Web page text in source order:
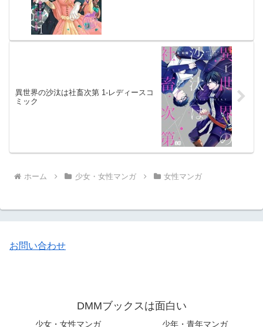
異世界の沙汰は社畜次第 1-レディースコ
ミック
ホーム 少女・女性マンガ 女性マンガ
お問い合わせ
DMMブックスは面白い
少女・女性マンガ 少年・青年マンガ